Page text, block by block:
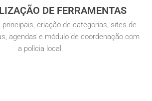
DE FERRAMENTAS
criação de categorias, sites de
agendas e módulo de coordenação com
a polícia local.